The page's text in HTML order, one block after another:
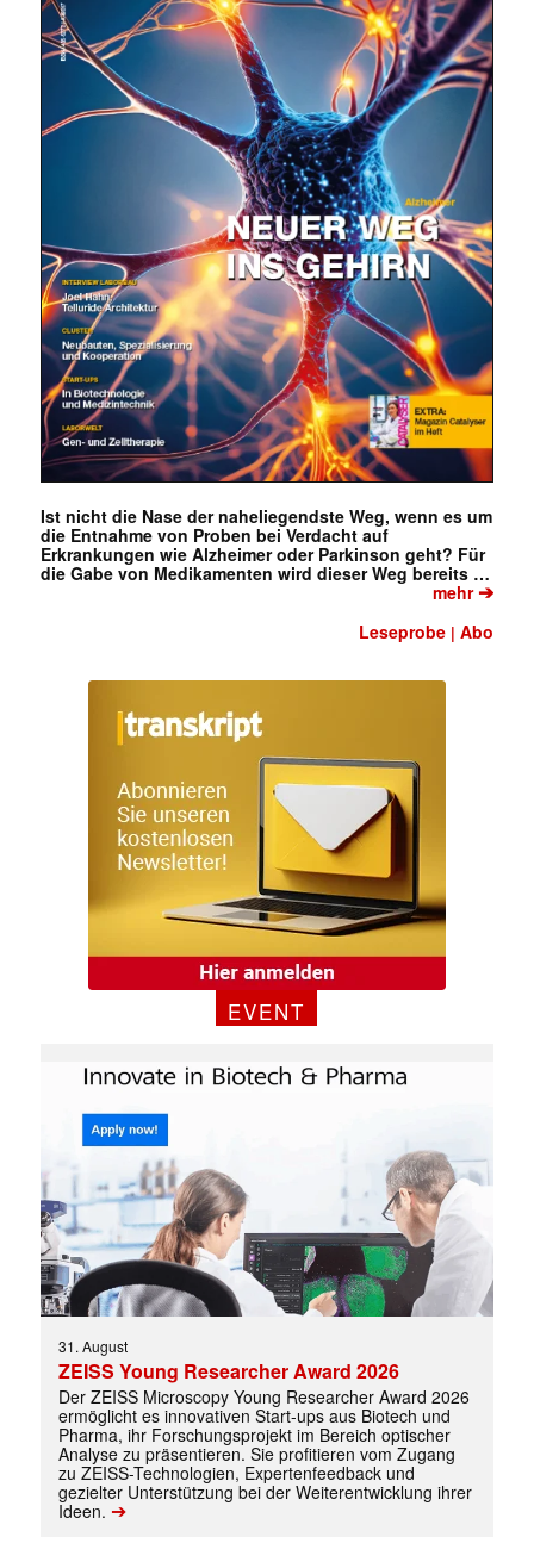
Ist nicht die Nase der naheliegendste Weg, wenn es um
die Entnahme von Proben bei Verdacht auf
Erkrankungen wie Alzheimer oder Parkinson geht? Für
die Gabe von Medikamenten wird dieser Weg bereits …
mehr➔
Leseprobe |Abo
EVENT
31. August
ZEISS Young Researcher Award 2026
Der ZEISS Microscopy Young Researcher Award 2026
ermöglicht es innovativen Start-ups aus Biotech und
Pharma, ihr Forschungsprojekt im Bereich optischer
Analyse zu präsentieren. Sie profitieren vom Zugang
zu ZEISS-Technologien, Expertenfeedback und
gezielter Unterstützung bei der Weiterentwicklung ihrer
Ideen. ➔